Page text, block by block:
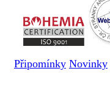
Připomínky Novinky